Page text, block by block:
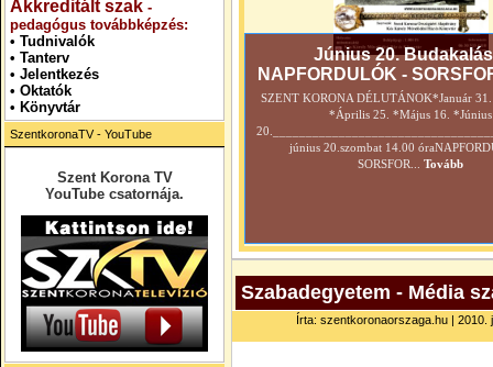
Akkreditált szak -
pedagógus továbbképzés:
• Tudnivalók
• Tanterv
• Jelentkezés
• Oktatók
• Könyvtár
SzentkoronaTV - YouTube
Szent Korona TV
YouTube csatornája.
Június 20.
NAPFORDULÓK -
SZENT KORONA DÉLUTÁNOK*Január
*Április 25. *Május 16. *Június
június 20.szombat 14.00
SORSFOR...
Tovább
Szabadegyetem - Média
Írta: szentkoronaorszaga.hu | 2010.